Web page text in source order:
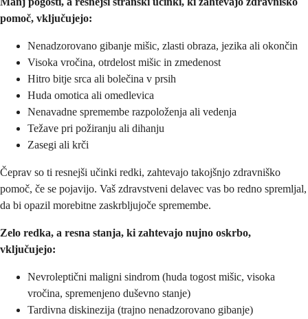
pomoč, vključujejo:
Nenadzorovano gibanje mišic, zlasti obraza, jezika ali okončin
Visoka vročina, otrdelost mišic in zmedenost
Hitro bitje srca ali bolečina v prsih
Huda omotica ali omedlevica
Nenavadne spremembe razpoloženja ali vedenja
Težave pri požiranju ali dihanju
Zasegi ali krči
Čeprav so ti resnejši učinki redki, zahtevajo takojšnjo zdravniško
pomoč, če se pojavijo. Vaš zdravstveni delavec vas bo redno spremljal,
da bi opazil morebitne zaskrbljujoče spremembe.
Zelo redka, a resna stanja, ki zahtevajo nujno oskrbo,
vključujejo:
Nevroleptični maligni sindrom (huda togost mišic, visoka
vročina, spremenjeno duševno stanje)
Tardivna diskinezija (trajno nenadzorovano gibanje)